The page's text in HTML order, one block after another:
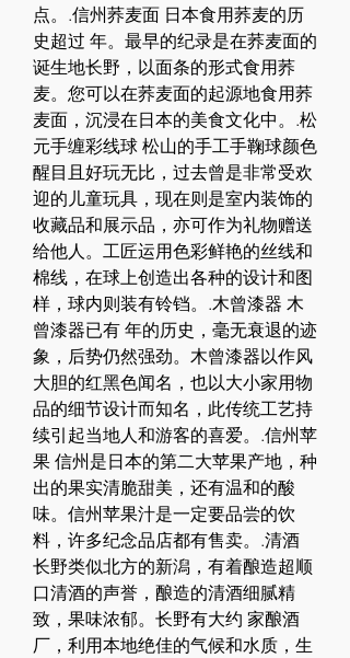
点。.信州荞麦面 日本食用荞麦的历
史超过 年。最早的纪录是在荞麦面的
诞生地长野，以面条的形式食用荞
麦。您可以在荞麦面的起源地食用荞
麦面，沉浸在日本的美食文化中。.松
元手缠彩线球 松山的手工手鞠球颜色
醒目且好玩无比，过去曾是非常受欢
迎的儿童玩具，现在则是室内装饰的
收藏品和展示品，亦可作为礼物赠送
给他人。工匠运用色彩鲜艳的丝线和
棉线，在球上创造出各种的设计和图
样，球内则装有铃铛。.木曾漆器 木
曾漆器已有 年的历史，毫无衰退的迹
象，后势仍然强劲。木曾漆器以作风
大胆的红黑色闻名，也以大小家用物
品的细节设计而知名，此传统工艺持
续引起当地人和游客的喜爱。.信州苹
果 信州是日本的第二大苹果产地，种
出的果实清脆甜美，还有温和的酸
味。信州苹果汁是一定要品尝的饮
料，许多纪念品店都有售卖。.清酒
长野类似北方的新潟，有着酿造超顺
口清酒的声誉，酿造的清酒细腻精
致，果味浓郁。长野有大约 家酿酒
厂，利用本地绝佳的气候和水质，生